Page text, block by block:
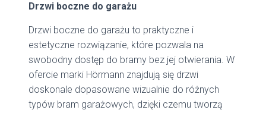
Drzwi boczne do garażu
Drzwi boczne do garażu to praktyczne i
estetyczne rozwiązanie, które pozwala na
swobodny dostęp do bramy bez jej otwierania. W
ofercie marki Hörmann znajdują się drzwi
doskonale dopasowane wizualnie do różnych
typów bram garażowych, dzięki czemu tworzą